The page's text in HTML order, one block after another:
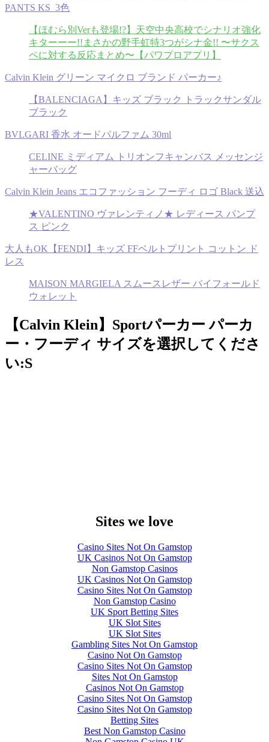
PANTS KS_3色
【ほむら別Verも登場!?】天空中央高校でシナリオ強化
キターーー!!まさかの野手虹特3つがシナ金!! 〜サクス
ペに対する反応まとめ〜【パワプロアプリ】
Calvin Klein グリーン マイクロ ブランド パーカー♪
【BALENCIAGA】キッズ ブラック トラックサンダル
ブラック
BVLGARI 香水 オードパルファム 30ml
CELINE ミディアム トリオンフキャンバス メッセンジ
ャーバッグ
Calvin Klein Jeans エコファッション フーディ ロゴ Black 送込
★VALENTINO ヴァレンティノ★ レディース パンプ
ス ピンク
大人もOK【FENDI】キッズ FFベルトプリント コットン ド
レス
MAISON MARGIELA スムースレザー バイフォールド
ウォレット
【Calvin Klein】Sportパーカー パーカ
ー・フーディ サイズを選択してくださ
い:S
Sites we love
Casino Sites Not On Gamstop
UK Casinos Not On Gamstop
Non Gamstop Casinos
UK Casinos Not On Gamstop
Casino Sites Not On Gamstop
Non Gamstop Casino
UK Sport Betting Sites
UK Slot Sites
UK Slot Sites
Gambling Sites Not On Gamstop
Casino Not On Gamstop
Casino Sites Not On Gamstop
Sites Not On Gamstop
Casinos Not On Gamstop
Casino Sites Not On Gamstop
Casino Sites Not On Gamstop
Betting Sites
Best Non Gamstop Casino